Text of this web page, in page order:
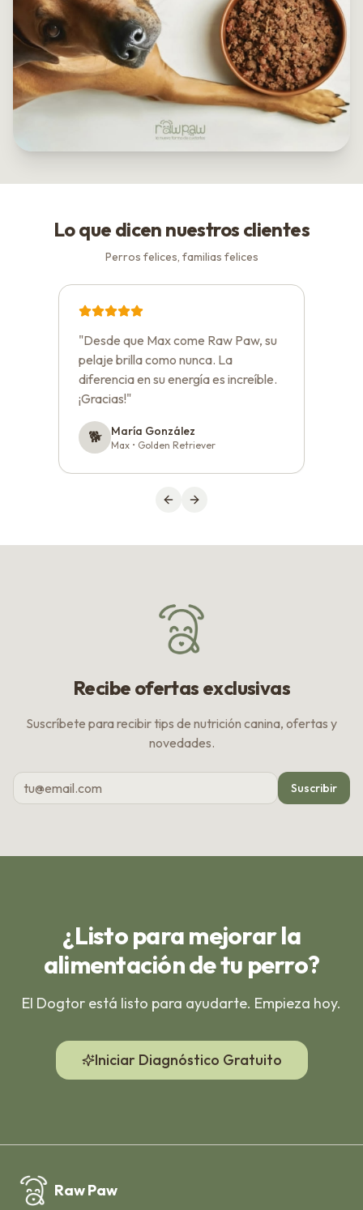
Lo que dicen nuestros clientes
Perros felices, familias felices
"Desde que Max come Raw Paw, su
pelaje brilla como nunca. La
diferencia en su energía es increíble.
¡Gracias!"
🐕 María González
Max • Golden Retriever
Previous slide
Next slide
Recibe ofertas exclusivas
Suscríbete para recibir tips de nutrición canina, ofertas y
novedades.
Suscribir
¿Listo para mejorar la
alimentación de tu perro?
El Dogtor está listo para ayudarte. Empieza hoy.
Iniciar Diagnóstico Gratuito
Raw Paw